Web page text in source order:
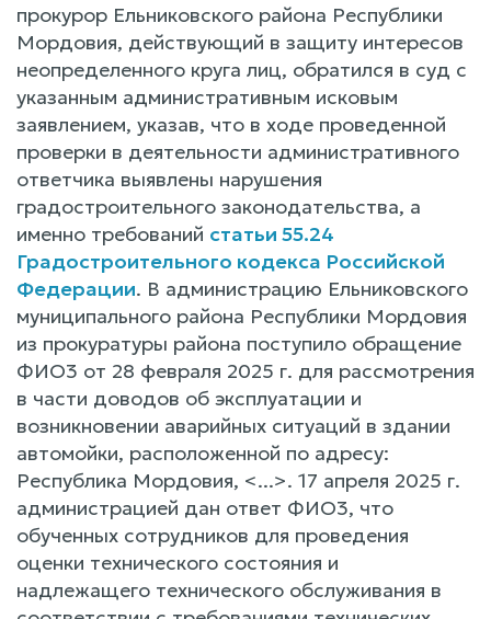
прокурор Ельниковского района Республики
Мордовия, действующий в защиту интересов
неопределенного круга лиц, обратился в суд с
указанным административным исковым
заявлением, указав, что в ходе проведенной
проверки в деятельности административного
ответчика выявлены нарушения
градостроительного законодательства, а
именно требований статьи 55.24
Градостроительного кодекса Российской
Федерации. В администрацию Ельниковского
муниципального района Республики Мордовия
из прокуратуры района поступило обращение
ФИО3 от 28 февраля 2025 г. для рассмотрения
в части доводов об эксплуатации и
возникновении аварийных ситуаций в здании
автомойки, расположенной по адресу:
Республика Мордовия, <...>. 17 апреля 2025 г.
администрацией дан ответ ФИО3, что
обученных сотрудников для проведения
оценки технического состояния и
надлежащего технического обслуживания в